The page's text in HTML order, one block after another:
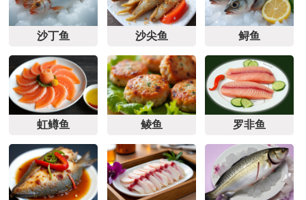
沙丁鱼 沙尖鱼 鲟鱼
虹鳟鱼 鲮鱼 罗非鱼